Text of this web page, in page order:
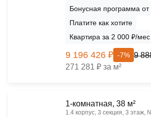
Бонусная программа
Платите как хотите
Квартира за 2 000 ₽/мес
9 196 426 ₽ -7% 9
271 281 ₽ за м²
1-комнатная, 38 м²
1.4 корпус, 3 секция, 3 этаж,